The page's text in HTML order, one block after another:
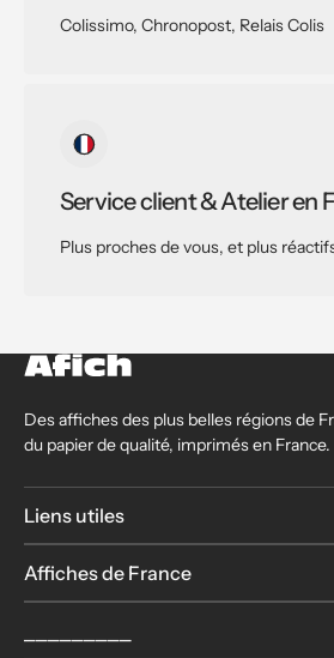
Colissimo, Chronopost, Relais Colis
Service client & Atelier en
Plus proches de vous, et plus
Des affiches des plus belles régions de
du papier de qualité, imprimés en France.
Liens utiles
Affiches de France